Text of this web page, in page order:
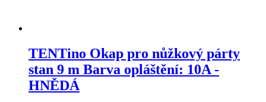
TENTino Okap pro nůžkový párty
stan 9 m Barva opláštění: 10A -
HNĚDÁ